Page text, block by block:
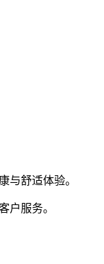
与舒适体验。
户服务。